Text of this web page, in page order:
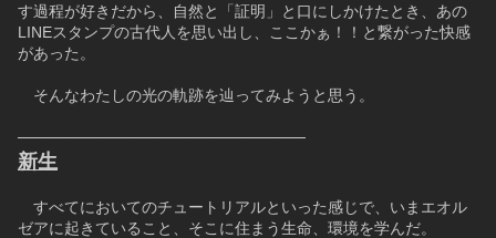
す過程が好きだから、自然と「証明」と口にしかけたとき、あの
LINEスタンプの古代人を思い出し、ここかぁ！！と繋がった快感
があった。
そんなわたしの光の軌跡を辿ってみようと思う。
──────────────────────────
新生
すべてにおいてのチュートリアルといった感じで、いまエオル
ゼアに起きていること、そこに住まう生命、環境を学んだ。